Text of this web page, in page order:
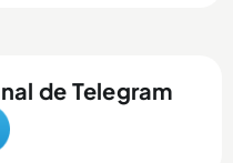
de Telegram